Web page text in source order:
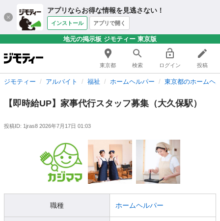
アプリならお得な情報を見逃さない！
インストール アプリで開く
地元の掲示板 ジモティー 東京版
東京都 検索 ログイン 投稿
ジモティー アルバイト 福祉 ホームヘルパー 東京都のホームヘ
【即時給UP】家事代行スタッフ募集（大久保駅）
投稿ID: 1jras8 2026年7月17日 01:03
職種 ホームヘルパー